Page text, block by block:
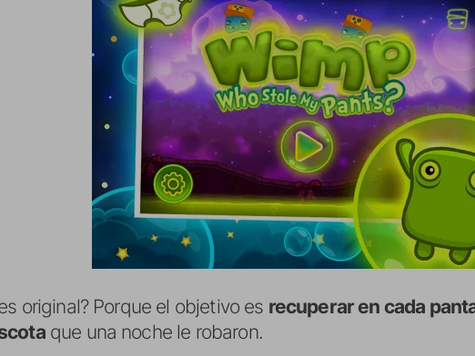
original? Porque el objetivo es recuperar en cada
que una noche le robaron.